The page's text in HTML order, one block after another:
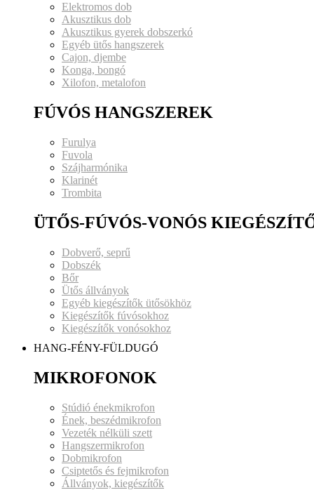
Elektromos dob
Akusztikus dob
Akusztikus gyerek dobszerkó
Egyéb ütős hangszerek
Cajon, djembe
Konga, bongó
Xilofon, metalofon
FÚVÓS HANGSZEREK
Furulya
Fuvola
Szájharmónika
Klarinét
Trombita
ÜTŐS-FÚVÓS-VONÓS
Dobverő, seprű
Dobszék
Bőr
Ütős állványok
Egyéb kiegészítők ütősökhöz
Kiegészítők fúvósokhoz
Kiegészítők vonósokhoz
HANG-FÉNY-FÜLDUGÓ
MIKROFONOK
Stúdió énekmikrofon
Ének, beszédmikrofon
Vezeték nélküli szett
Hangszermikrofon
Dobmikrofon
Csiptetős és fejmikrofon
Állványok, kiegészítők